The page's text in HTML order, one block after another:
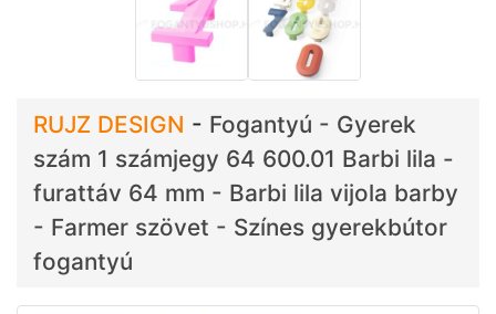
RUJZ DESIGN - Fogantyú - Gyerek
szám 1 számjegy 64 600.01 Barbi lila -
furattáv 64 mm - Barbi lila vijola barby
- Farmer szövet - Színes gyerekbútor
fogantyú